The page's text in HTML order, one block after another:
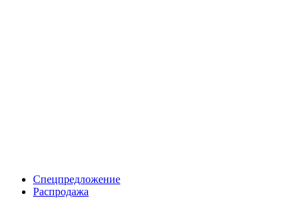
Спецпредложение
Распродажа